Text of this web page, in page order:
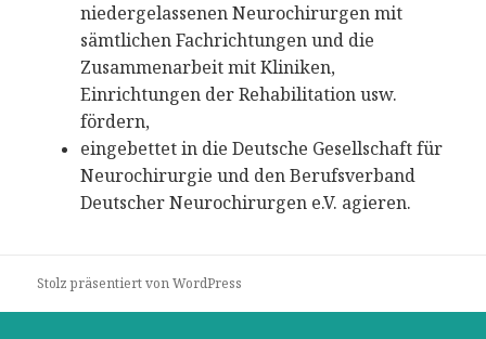
niedergelassenen Neurochirurgen mit
sämtlichen Fachrichtungen und die
Zusammenarbeit mit Kliniken,
Einrichtungen der Rehabilitation usw.
fördern,
eingebettet in die Deutsche Gesellschaft für
Neurochirurgie und den Berufsverband
Deutscher Neurochirurgen e.V. agieren.
Stolz präsentiert von WordPress